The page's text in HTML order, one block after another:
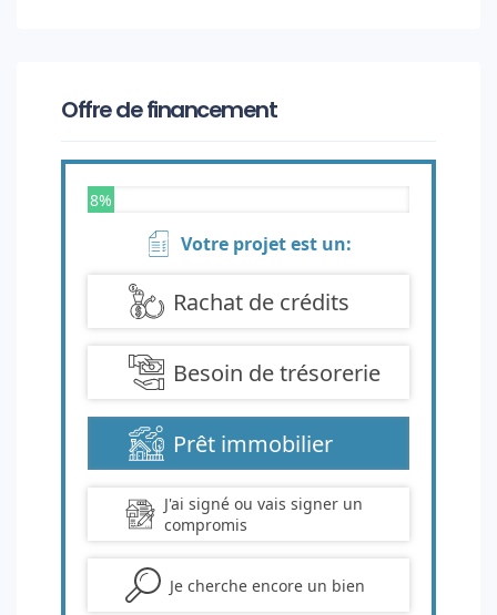
Offre de financement